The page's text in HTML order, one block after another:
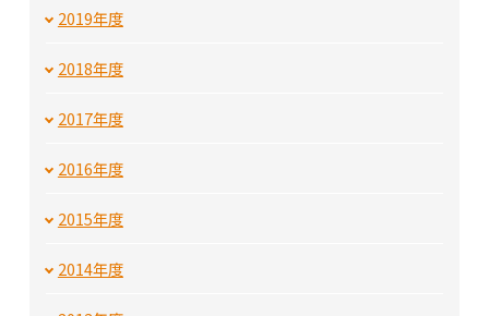
2019年度
2018年度
2017年度
2016年度
2015年度
2014年度